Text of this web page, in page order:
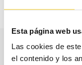
Esta página web
Las cookies de
el contenido y los